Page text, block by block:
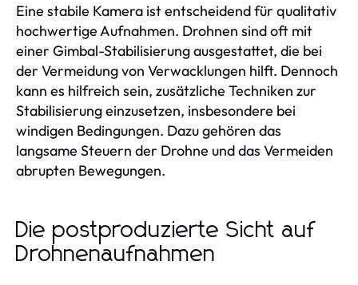
Eine stabile Kamera ist entscheidend für qualitativ
hochwertige Aufnahmen. Drohnen sind oft mit
einer Gimbal-Stabilisierung ausgestattet, die bei
der Vermeidung von Verwacklungen hilft. Dennoch
kann es hilfreich sein, zusätzliche Techniken zur
Stabilisierung einzusetzen, insbesondere bei
windigen Bedingungen. Dazu gehören das
langsame Steuern der Drohne und das Vermeiden
abrupten Bewegungen.
Die postproduzierte Sicht auf
Drohnenaufnahmen